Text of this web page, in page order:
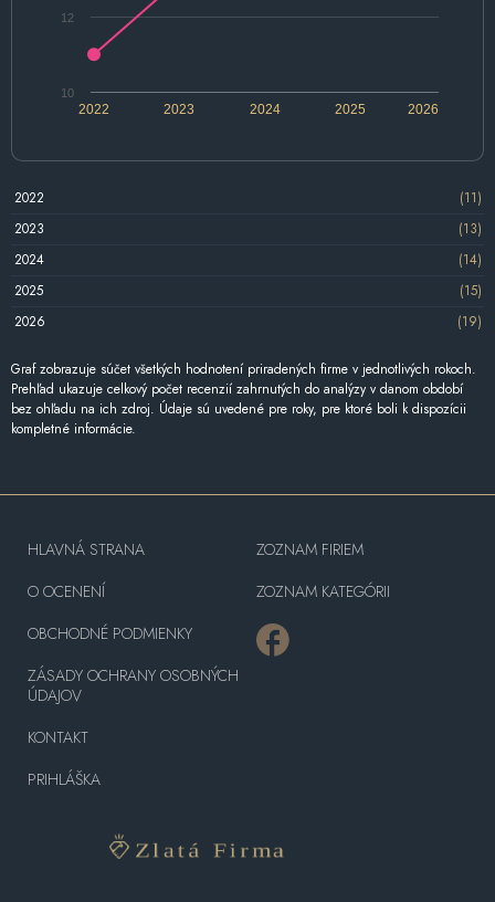
2022 2024 2026
2023 2025
10
12
2022
(11)
2023
(13)
2024
(14)
2025
(15)
2026
(19)
Graf zobrazuje súčet všetkých hodnotení priradených firme v jednotlivých rokoch.
Prehľad ukazuje celkový počet recenzií zahrnutých do analýzy v danom období
bez ohľadu na ich zdroj. Údaje sú uvedené pre roky, pre ktoré boli k dispozícii
kompletné informácie.
HLAVNÁ STRANA
O OCENENÍ
OBCHODNÉ PODMIENKY
ZÁSADY OCHRANY OSOBNÝCH
ÚDAJOV
KONTAKT
PRIHLÁŠKA
ZOZNAM FIRIEM
ZOZNAM KATEGÓRII